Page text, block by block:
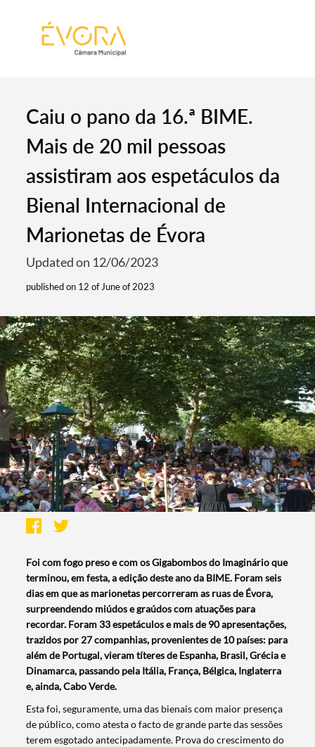
Caiu o pano da 16.ª BIME.
Mais de 20 mil pessoas
assistiram aos espetáculos da
Bienal Internacional de
Marionetas de Évora
Updated on 12/06/2023
published on 12 of June of 2023
Foi com fogo preso e com os Gigabombos do Imaginário que
terminou, em festa, a edição deste ano da BIME. Foram seis
dias em que as marionetas percorreram as ruas de Évora,
surpreendendo miúdos e graúdos com atuações para
recordar. Foram33 espetáculos e mais de 90 apresentações,
trazidos por 27 companhias, provenientes de 10 países: para
além de Portugal, vieram títeres de Espanha, Brasil, Grécia e
Dinamarca, passando pela Itália, França, Bélgica, Inglaterra
e, ainda, Cabo Verde.
Esta foi, seguramente, uma das bienais com maior presença
de público, como atesta o facto de grande parte das sessões
terem esgotado antecipadamente. Prova do crescimento do